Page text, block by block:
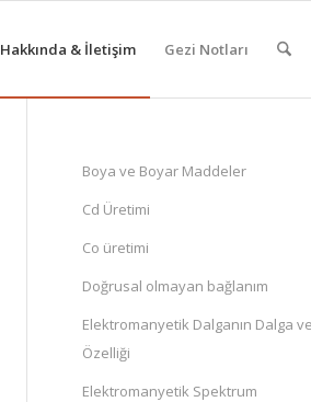
Hakkında & İletişim Gezi Notları
Boya ve Boyar Maddeler
Cd Üretimi
Co üretimi
Doğrusal olmayan bağlanım
Elektromanyetik Dalganın Dalga
Özelliği
Elektromanyetik Spektrum